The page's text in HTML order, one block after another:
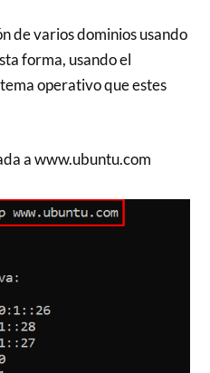
de varios dominios usando
forma, usando el
operativo que estes
a www.ubuntu.com